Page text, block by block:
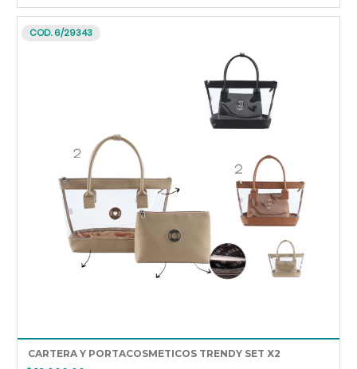
COD. 6/29343
CARTERA Y PORTACOSMETICOS TRENDY SET X2